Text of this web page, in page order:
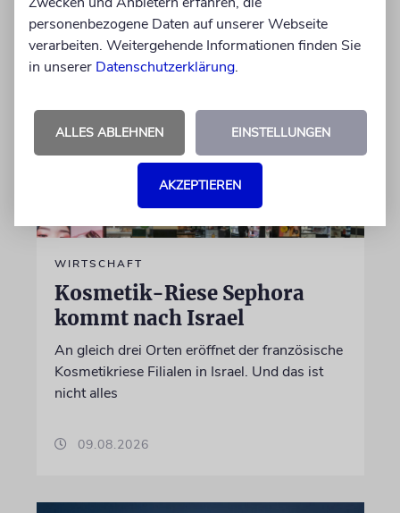
09.08.2026
WIRTSCHAFT
Kosmetik-Riese Sephora
kommt nach Israel
An gleich drei Orten eröffnet der französische
Kosmetikriese Filialen in Israel. Und das ist
nicht alles
09.08.2026
personenbezogene Daten auf unserer Webseite
verarbeiten. Weitergehende Informationen finden Sie
in unserer Datenschutzerklärung.
ALLES ABLEHNEN EINSTELLUNGEN
AKZEPTIEREN